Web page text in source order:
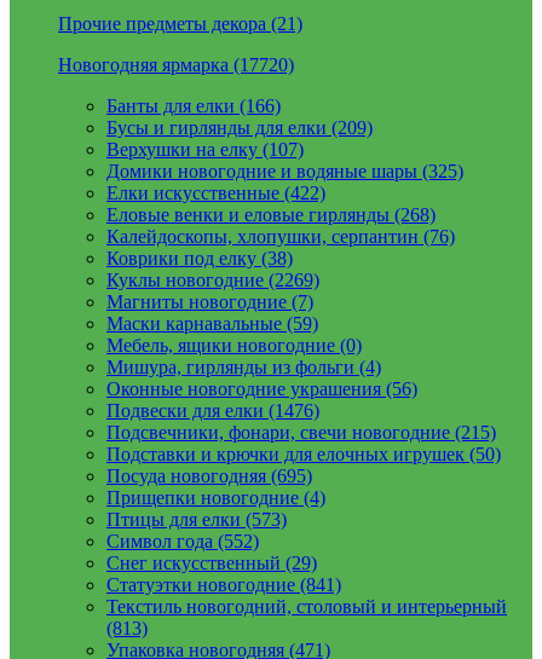
Прочие предметы декора (21)
Новогодняя ярмарка (17720)
Банты для елки (166)
Бусы и гирлянды для елки (209)
Верхушки на елку (107)
Домики новогодние и водяные шары (325)
Елки искусственные (422)
Еловые венки и еловые гирлянды (268)
Калейдоскопы, хлопушки, серпантин (76)
Коврики под елку (38)
Куклы новогодние (2269)
Магниты новогодние (7)
Маски карнавальные (59)
Мебель, ящики новогодние (0)
Мишура, гирлянды из фольги (4)
Оконные новогодние украшения (56)
Подвески для елки (1476)
Подсвечники, фонари, свечи новогодние (215)
Подставки и крючки для елочных игрушек (50)
Посуда новогодняя (695)
Прищепки новогодние (4)
Птицы для елки (573)
Символ года (552)
Снег искусственный (29)
Статуэтки новогодние (841)
Текстиль новогодний, столовый и интерьерный
(813)
Упаковка новогодняя (471)